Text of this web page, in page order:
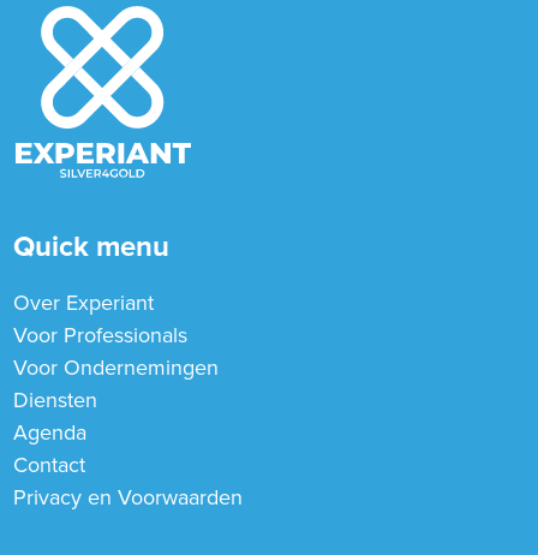
Quick menu
Over Experiant
Voor Professionals
Voor Ondernemingen
Diensten
Agenda
Contact
Privacy en Voorwaarden